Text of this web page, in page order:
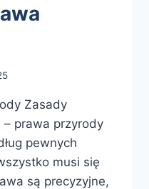
Zasady
– prawa przyrody
pewnych
musi się
są precyzyjne,